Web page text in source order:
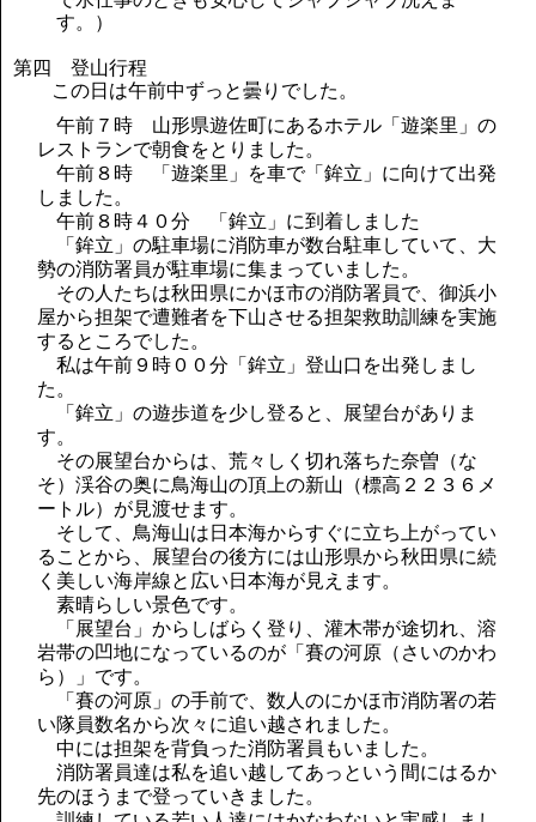
す。）
第四 登山行程
この日は午前中ずっと曇りでした。
午前７時 山形県遊佐町にあるホテル「遊楽里」の
レストランで朝食をとりました。
午前８時 「遊楽里」を車で「鉾立」に向けて出発
しました。
午前８時４０分 「鉾立」に到着しました
「鉾立」の駐車場に消防車が数台駐車していて、大
勢の消防署員が駐車場に集まっていました。
その人たちは秋田県にかほ市の消防署員で、御浜小
屋から担架で遭難者を下山させる担架救助訓練を実施
するところでした。
私は午前９時００分「鉾立」登山口を出発しまし
た。
「鉾立」の遊歩道を少し登ると、展望台がありま
す。
その展望台からは、荒々しく切れ落ちた奈曽（な
そ）渓谷の奥に鳥海山の頂上の新山（標高２２３６メ
ートル）が見渡せます。
そして、鳥海山は日本海からすぐに立ち上がってい
ることから、展望台の後方には山形県から秋田県に続
く美しい海岸線と広い日本海が見えます。
素晴らしい景色です。
「展望台」からしばらく登り、灌木帯が途切れ、溶
岩帯の凹地になっているのが「賽の河原（さいのかわ
ら）」です。
「賽の河原」の手前で、数人のにかほ市消防署の若
い隊員数名から次々に追い越されました。
中には担架を背負った消防署員もいました。
消防署員達は私を追い越してあっという間にはるか
先のほうまで登っていきました。